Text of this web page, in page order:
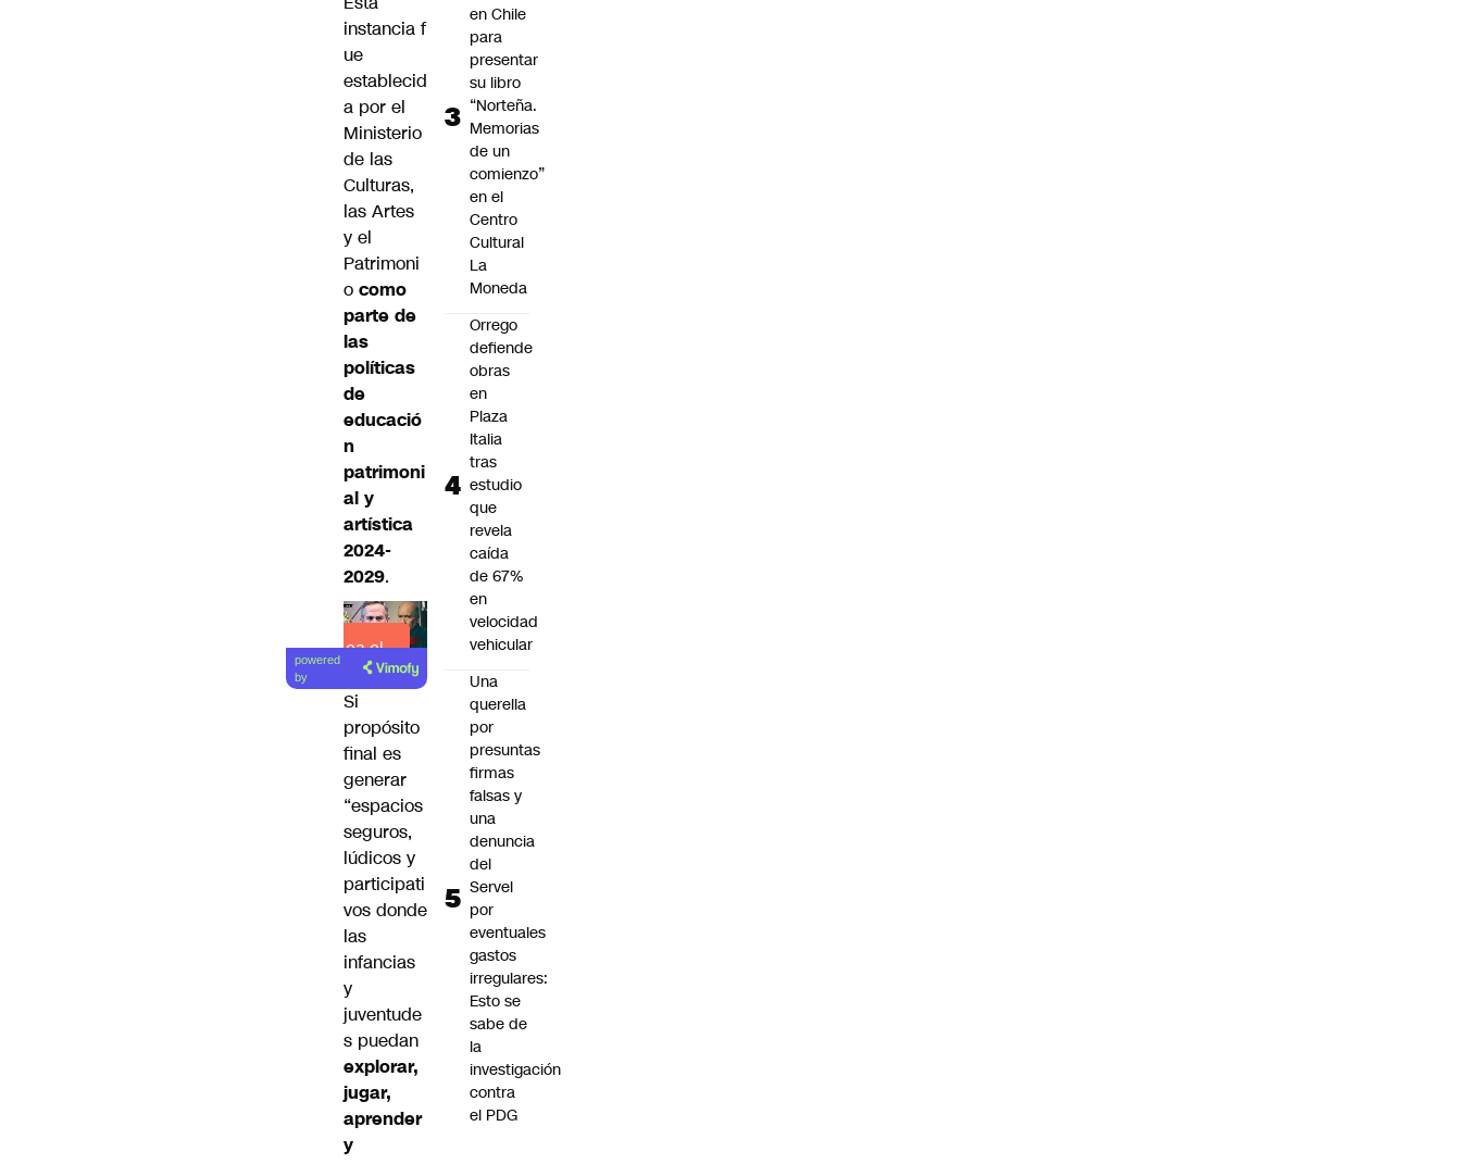
instancia f
ue
establecid
a por el
Ministerio
de las
Culturas,
las Artes
y el
Patrimoni
o como
parte de
las
políticas
de
educació
n
patrimoni
al y
artística
2024-
2029.
Lea el
artículo
powered
by
Si
propósito
final es
generar
“espacios
seguros,
lúdicos y
participati
vos donde
las
infancias
y
juventude
s puedan
explorar,
jugar,
aprender
y
en Chile
para
presentar
su libro
“Norteña.
Memorias
de un
comienzo”
en el
Centro
Cultural
La
Moneda
Orrego
defiende
obras
en
Plaza
Italia
tras
estudio
que
revela
caída
de 67%
en
velocidad
vehicular
Una
querella
por
presuntas
firmas
falsas y
una
denuncia
del
Servel
por
eventuales
gastos
irregulares:
Esto se
sabe de
la
investigación
contra
el PDG